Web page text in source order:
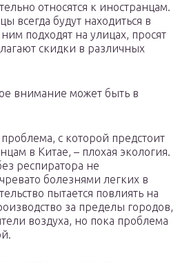
относятся к иностранцам.
всегда будут находиться в
подходят на улицах, просят
скидки в различных
внимание может быть в
с которой предстоит
в Китае, – плохая экология.
респиратора не
болезнями легких в
пытается повлиять на
за пределы городов,
воздуха, но пока проблема